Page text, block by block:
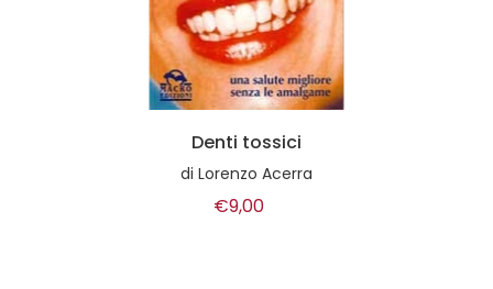
Denti tossici
di Lorenzo Acerra
€9,00